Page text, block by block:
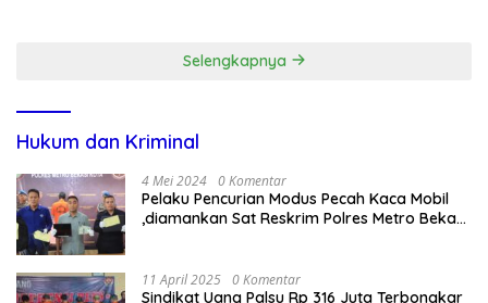
Selengkapnya
Hukum dan Kriminal
4 Mei 2024 0 Komentar
Pelaku Pencurian Modus Pecah Kaca Mobil
,diamankan Sat Reskrim Polres Metro Bekasi
11 April 2025 0 Komentar
Sindikat Uang Palsu Rp 316 Juta Terbongkar